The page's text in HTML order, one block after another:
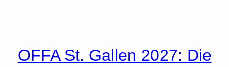
OFFA St. Gallen 2027: Die